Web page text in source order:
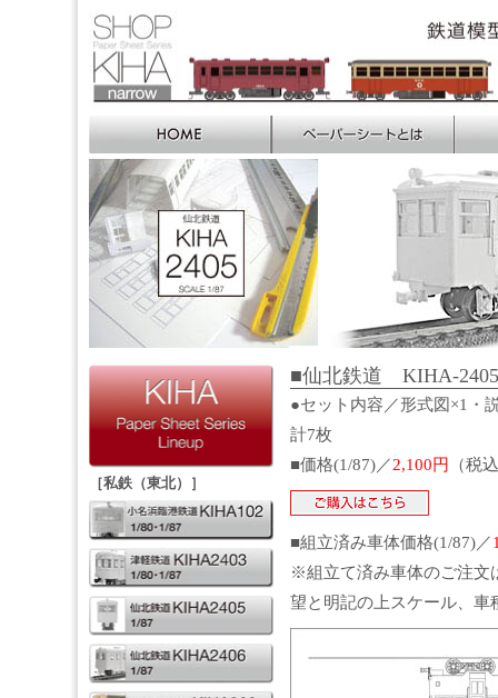
■仙北鉄道 KIHA-
●セット内容／形式図×1
計7枚
■価格(1/87)／2,100円 （税
■組立済み車体価格(1/87)／
※組立て済み車体のご注文
望と明記の上スケール、車
［私鉄（東北）］